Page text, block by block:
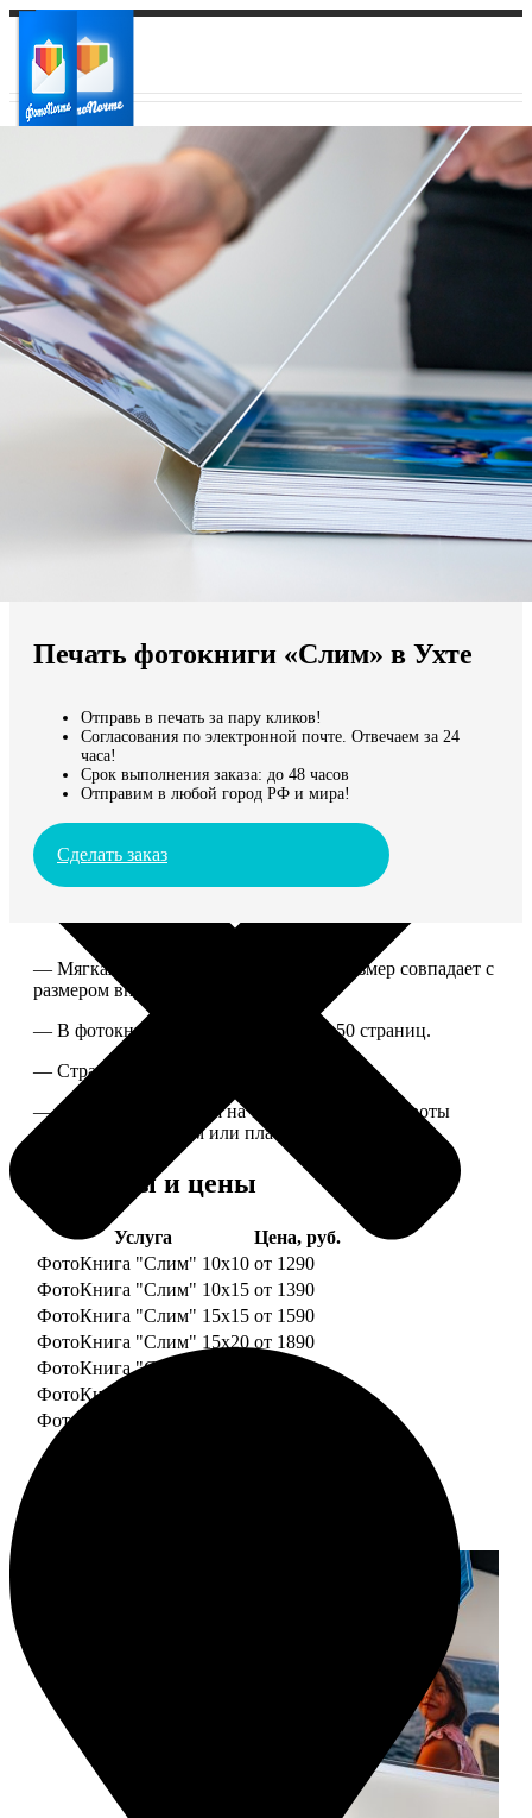
Ваш город:
Ваш регион доставки
Выберите из списка:
Мы доставляем по всему миру
Продолжить без города
Печать фотокниги «Слим» в Ухте
Отправь в печать за пару кликов!
Согласования по электронной почте. Отвечаем за 24
часа!
Срок выполнения заказа: до 48 часов
Отправим в любой город РФ и мира!
Сделать заказ
— Мягкая ламинированная обложка, размер совпадает с
размером внутреннего блока.
— В фотокниге может быть от 10 до 50 страниц.
— Страницы плотные, толщина 1 мм.
— Книга раскрывается на 180 градусов, развороты
укреплены картоном или пластиком.
Форматы и цены
Услуга
Цена, руб.
ФотоКнига "Слим" 10x10 от 1290
ФотоКнига "Слим" 10x15 от 1390
ФотоКнига "Слим" 15x15 от 1590
ФотоКнига "Слим" 15x20 от 1890
ФотоКнига "Слим" 20x20
от 1990
ФотоКнига "Слим" 20x30
ФотоКнига "Слим" 25x25